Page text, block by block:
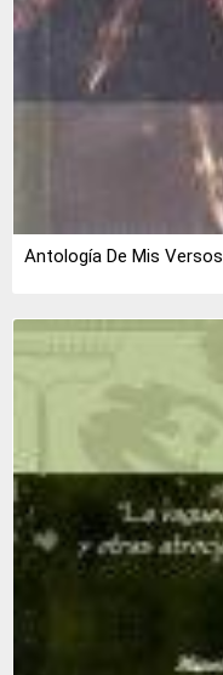
Antología De Mis Versos